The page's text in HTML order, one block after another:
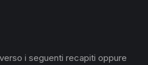
i seguenti recapiti oppure